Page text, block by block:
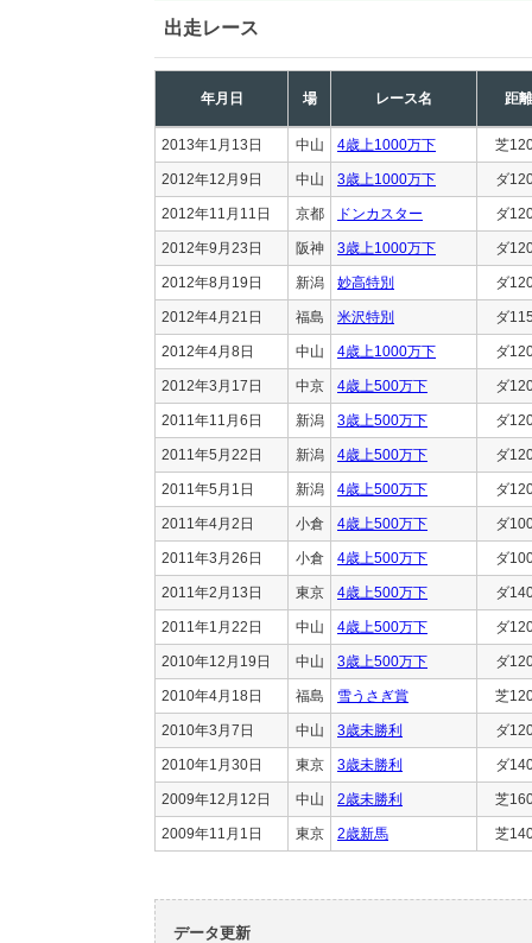
出走レース
年月日 場 レース名 距離
2013年1月13日 中山 4歳上1000万下 芝
2012年12月9日 中山 3歳上1000万下 ダ
2012年11月11日 京都 ドンカスター ダ
2012年9月23日 阪神 3歳上1000万下 ダ
2012年8月19日 新潟 妙高特別 ダ
2012年4月21日 福島 米沢特別 ダ
2012年4月8日 中山 4歳上1000万下 ダ
2012年3月17日 中京 4歳上500万下 ダ
2011年11月6日 新潟 3歳上500万下 ダ
2011年5月22日 新潟 4歳上500万下 ダ
2011年5月1日 新潟 4歳上500万下 ダ
2011年4月2日 小倉 4歳上500万下 ダ
2011年3月26日 小倉 4歳上500万下 ダ
2011年2月13日 東京 4歳上500万下 ダ
2011年1月22日 中山 4歳上500万下 ダ
2010年12月19日 中山 3歳上500万下 ダ
2010年4月18日 福島 雪うさぎ賞 芝
2010年3月7日 中山 3歳未勝利 ダ
2010年1月30日 東京 3歳未勝利 ダ
2009年12月12日 中山 2歳未勝利 芝
2009年11月1日 東京 2歳新馬 芝
データ更新